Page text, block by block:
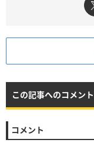
この記事へのコメント
コメント